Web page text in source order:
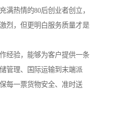
满热情的80后创业者创立，
烈，但更明白服务质量才是
经验，能够为客户提供一条
管理、国际运输到末端派
每一票货物安全、准时送